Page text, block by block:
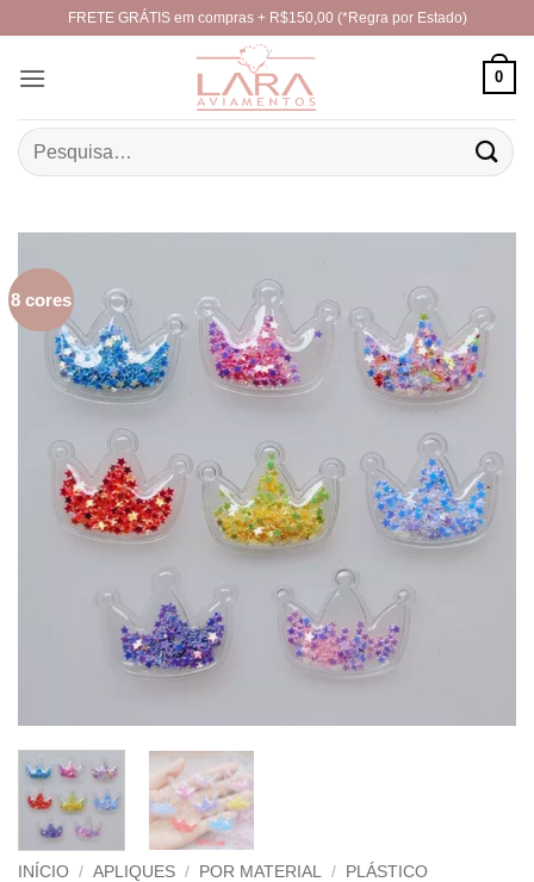
content
FRETE GRÁTIS em compras + R$150,00 (*Regra por Estado)
0
Pesquisar
por:
8 cores
INÍCIO / APLIQUES / POR MATERIAL / PLÁSTICO